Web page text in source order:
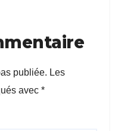
publiée. Les
avec *